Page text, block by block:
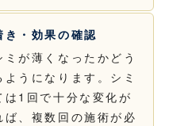
き・効果の確認
が薄くなったかどう
うになります。シミ
は1回で十分な変化が
ば、複数回の施術が必